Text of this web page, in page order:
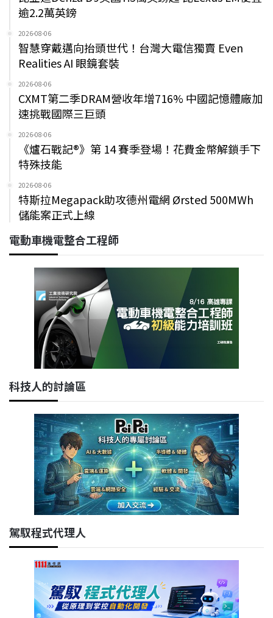
逾2.2萬英鎊
2026-08-06
智慧穿戴邁向抬頭世代！台灣大電信獨賣 Even
Realities AI 眼鏡套裝
2026-08-06
CXMT第二季DRAM營收年增716% 中國記憶體廠加
速挑戰國際三巨頭
2026-08-06
《爐石戰記®》第 14 賽季登場！花費金幣解鎖手下
特殊技能
2026-08-06
特斯拉Megapack助攻德州電網 Ørsted 500MWh
儲能案正式上線
電動車機電整合工程師
科技人的討論區
駕馭程式代理人